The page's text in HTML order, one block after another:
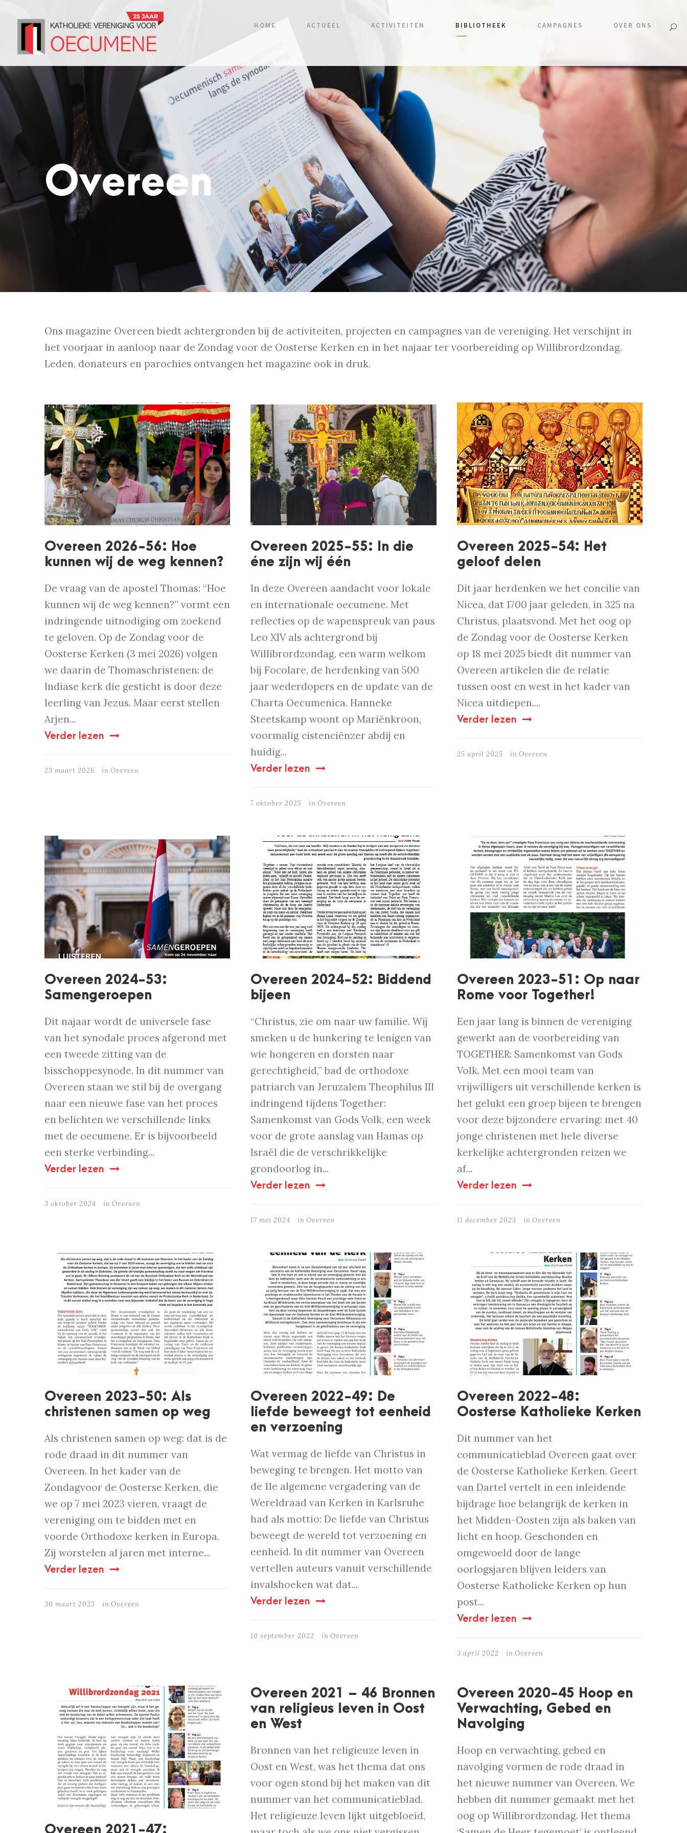
HOME ACTUEEL ACTIVITEITEN BIBLIOTHEEK CAMPAGNES OVER ONS
Overeen
Ons magazine Overeen biedt achtergronden bij de activiteiten, projecten en campagnes van de vereniging. Het verschijnt in
het voorjaar in aanloop naar de Zondag voor de Oosterse Kerken en in het najaar ter voorbereiding op Willibrordzondag.
Leden, donateurs en parochies ontvangen het magazine ook in druk.
Overeen 2026-56: Hoe
kunnen wij de weg kennen?
De vraag van de apostel Thomas: “Hoe
kunnen wij de weg kennen?” vormt een
indringende uitnodiging om zoekend
te geloven. Op de Zondag voor de
Oosterse Kerken (3 mei 2026) volgen
we daarin de Thomaschristenen: de
Indiase kerk die gesticht is door deze
leerling van Jezus. Maar eerst stellen
Arjen...
Verder lezen
23 maart 2026 in Overeen
Overeen 2025-55: In die
éne zijn wij één
In deze Overeen aandacht voor lokale
en internationale oecumene. Met
reflecties op de wapenspreuk van paus
Leo XIV als achtergrond bij
Willibrordzondag, een warm welkom
bij Focolare, de herdenking van 500
jaar wederdopers en de update van de
Charta Oecumenica. Hanneke
Steetskamp woont op Mariënkroon,
voormalig cistenciënzer abdij en
huidig...
Verder lezen
7 oktober 2025 in Overeen
Overeen 2025-54: Het
geloof delen
Dit jaar herdenken we het concilie van
Nicea, dat 1700 jaar geleden, in 325 na
Christus, plaatsvond. Met het oog op
de Zondag voor de Oosterse Kerken
op 18 mei 2025 biedt dit nummer van
Overeen artikelen die de relatie
tussen oost en west in het kader van
Nicea uitdiepen....
Verder lezen
25 april 2025 in Overeen
Overeen 2024-53:
Samengeroepen
Dit najaar wordt de universele fase
van het synodale proces afgerond met
een tweede zitting van de
bisschoppesynode. In dit nummer van
Overeen staan we stil bij de overgang
naar een nieuwe fase van het proces
en belichten we verschillende links
met de oecumene. Er is bijvoorbeeld
een sterke verbinding...
Verder lezen
3 oktober 2024 in Overeen
Overeen 2024-52: Biddend
bijeen
“Christus, zie om naar uw familie. Wij
smeken u de hunkering te lenigen van
wie hongeren en dorsten naar
gerechtigheid,” bad de orthodoxe
patriarch van Jeruzalem Theophilus III
indringend tijdens Together:
Samenkomst van Gods Volk, een week
voor de grote aanslag van Hamas op
Israël die de verschrikkelijke
grondoorlog in...
Verder lezen
17 mei 2024 in Overeen
Overeen 2023-51: Op naar
Rome voor Together!
Een jaar lang is binnen de vereniging
gewerkt aan de voorbereiding van
TOGETHER: Samenkomst van Gods
Volk. Met een mooi team van
vrijwilligers uit verschillende kerken is
het gelukt een groep bijeen te brengen
voor deze bijzondere ervaring: met 40
jonge christenen met hele diverse
kerkelijke achtergronden reizen we
af...
Verder lezen
11 december 2023 in Overeen
Overeen 2023-50: Als
christenen samen op weg
Als christenen samen op weg: dat is de
rode draad in dit nummer van
Overeen. In het kader van de
Zondagvoor de Oosterse Kerken, die
we op 7 mei 2023 vieren, vraagt de
vereniging om te bidden met en
voorde Orthodoxe kerken in Europa.
Zij worstelen al jaren met interne...
Verder lezen
30 maart 2023 in Overeen
Overeen 2022-49: De
liefde beweegt tot eenheid
en verzoening
Wat vermag de liefde van Christus in
beweging te brengen. Het motto van
de 11e algemene vergadering van de
Wereldraad van Kerken in Karlsruhe
had als mottio: De liefde van Christus
beweegt de wereld tot verzoening en
eenheid. In dit nummer van Overeen
vertellen auteurs vanuit verschillende
invalshoeken wat dat...
Verder lezen
10 september 2022 in Overeen
Overeen 2022-48:
Oosterse Katholieke Kerken
Dit nummer van het
communicatieblad Overeen gaat over
de Oosterse Katholieke Kerken. Geert
van Dartel vertelt in een inleidende
bijdrage hoe belangrijk de kerken in
het Midden-Oosten zijn als baken van
licht en hoop. Geschonden en
omgewoeld door de lange
oorlogsjaren blijven leiders van
Oosterse Katholieke Kerken op hun
post...
Verder lezen
3 april 2022 in Overeen
Overeen 2021 – 46 Bronnen
van religieus leven in Oost
en West
Bronnen van het religieuze leven in
Oost en West, was het thema dat ons
voor ogen stond bij het maken van dit
nummer van het communicatieblad.
Het religieuze leven lijkt uitgebloeid,
Overeen 2020-45 Hoop en
Verwachting, Gebed en
Navolging
Hoop en verwachting, gebed en
navolging vormen de rode draad in
het nieuwe nummer van Overeen. We
hebben dit nummer gemaakt met het
oog op Willibrordzondag. Het thema